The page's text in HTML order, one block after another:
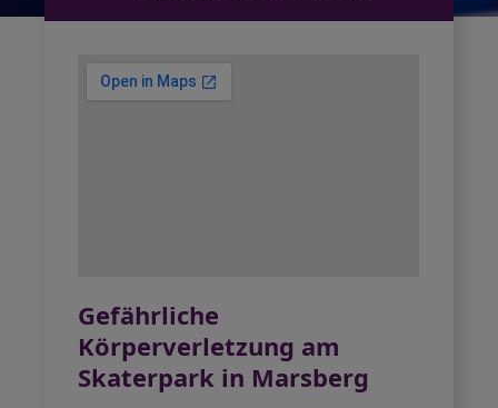
Gefährliche
Körperverletzung am
Skaterpark in Marsberg